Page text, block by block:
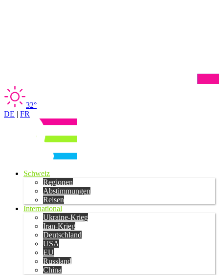
32°
DE | FR
Schweiz
Regionen
Abstimmungen
Reisen
International
Ukraine-Krieg
Iran-Krieg
Deutschland
USA
EU
Russland
China